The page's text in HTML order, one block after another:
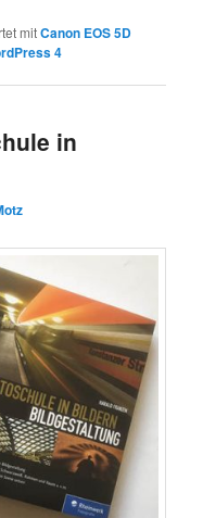
mitCanon EOS 5D
4
in